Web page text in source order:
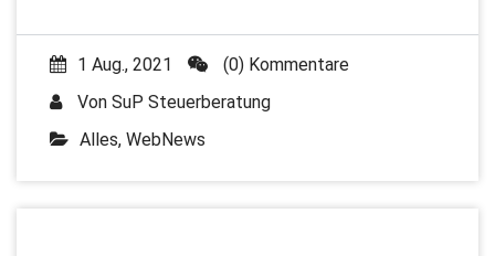
1 Aug., 2021
(0) Kommentare
Von SuP Steuerberatung
Alles, WebNews